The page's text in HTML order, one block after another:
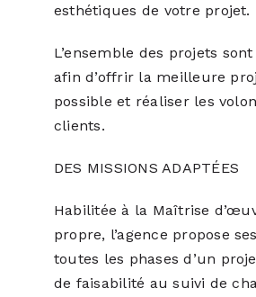
esthétiques de votre projet.
L’ensemble des projets
afin d’offrir la meilleure
possible et réaliser les
clients.
DES MISSIONS ADAPTÉES
Habilitée à la Maîtrise
propre, l’agence propose
toutes les phases d’un
de faisabilité au suivi de